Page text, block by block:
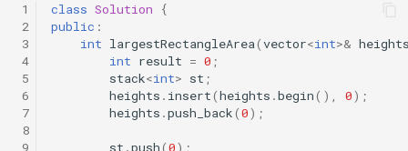
1
2
3
4
5
6
7
8
9
class Solution
{
public :
int largestRectangleArea(vector<int>&
int result = 0 ;
stack<int> st ;
heights . insert(heights .begin(), 0);
heights .push_back(0);
st .push(0);